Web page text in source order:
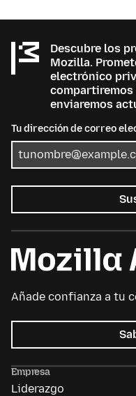
Descubre los
Mozilla.
electrónico
compartiremos
enviaremos
Tu dirección de correo
Añade confianza a tu
Empresa
Liderazgo